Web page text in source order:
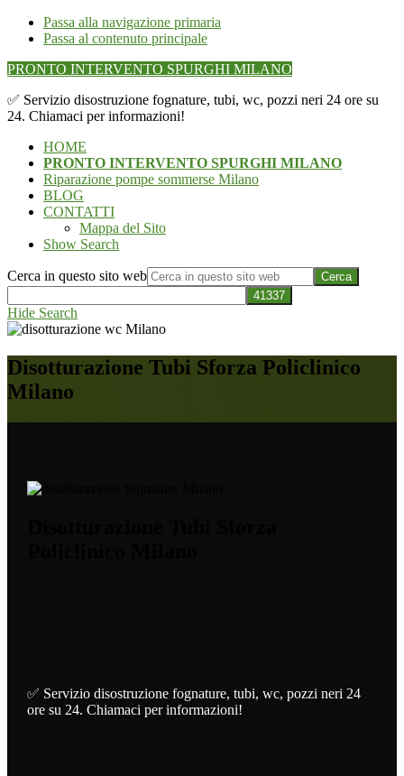
Passa alla navigazione primaria
Passa al contenuto principale
PRONTO INTERVENTO SPURGHI MILANO
✅ Servizio disostruzione fognature, tubi, wc, pozzi neri 24 ore su
24. Chiamaci per informazioni!
HOME
PRONTO INTERVENTO SPURGHI MILANO
Riparazione pompe sommerse Milano
BLOG
CONTATTI
Mappa del Sito
Show Search
Cerca in questo sito web
Hide Search
Disotturazione Tubi Sforza Policlinico
Milano
✅ Servizio disostruzione fognature, tubi, wc, pozzi neri 24
ore su 24. Chiamaci per informazioni!